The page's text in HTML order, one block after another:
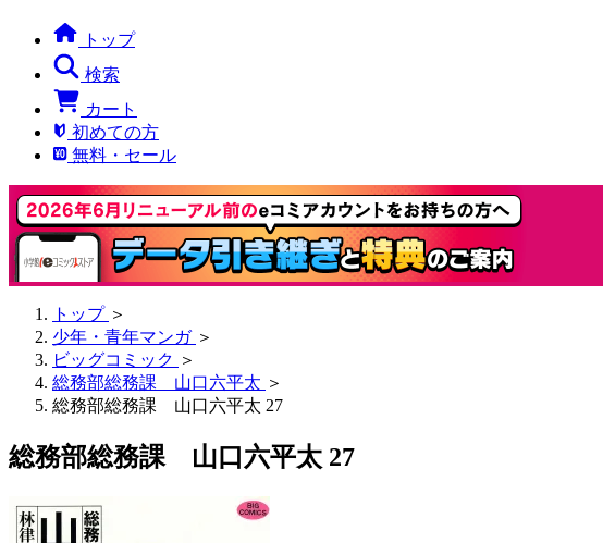
トップ
検索
カート
初めての方
無料・セール
トップ ＞
少年・青年マンガ ＞
ビッグコミック ＞
総務部総務課 山口六平太 ＞
総務部総務課 山口六平太 27
総務部総務課 山口六平太 27